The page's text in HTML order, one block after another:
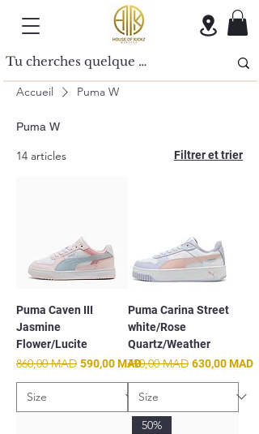
Accueil Puma W
Puma W
14 articles Filtrer et trier
Puma Caven III
Jasmine
Flower/Lucite
Prix original
860,00 MAD Prix promotionnel
590,00 MAD
Puma Carina Street
white/Rose
Quartz/Weather
Prix original
790,00 MAD Prix
630,00 MAD
50%